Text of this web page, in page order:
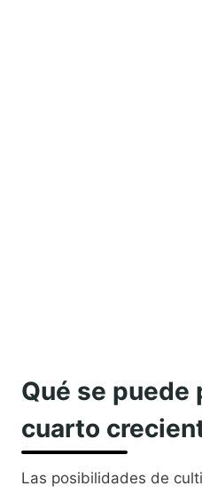
Qué se puede
cuarto
Las posibilidades de